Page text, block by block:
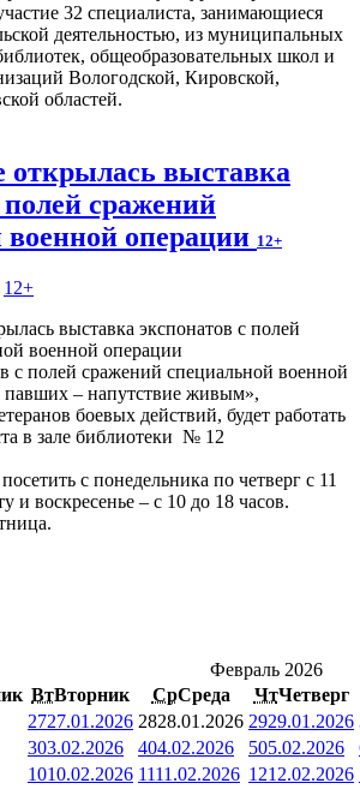
32 специалиста, занимающиеся
деятельностью, из муниципальных
общеобразовательных школ и
Вологодской, Кировской,
областей.
открылась выставка
полей сражений
военной операции 12+
12+
с полей сражений специальной военной
павших – напутствие живым»,
боевых действий, будет работать
в зале библиотеки № 12
с понедельника по четверг с 11
и воскресенье – с 10 до 18 часов.
Февраль 2026
ВтВторник СрСреда ЧтЧетверг
2727.01.2026 2828.01.2026 2929.01.2026
303.02.2026 404.02.2026 505.02.2026
1010.02.2026 1111.02.2026 1212.02.2026